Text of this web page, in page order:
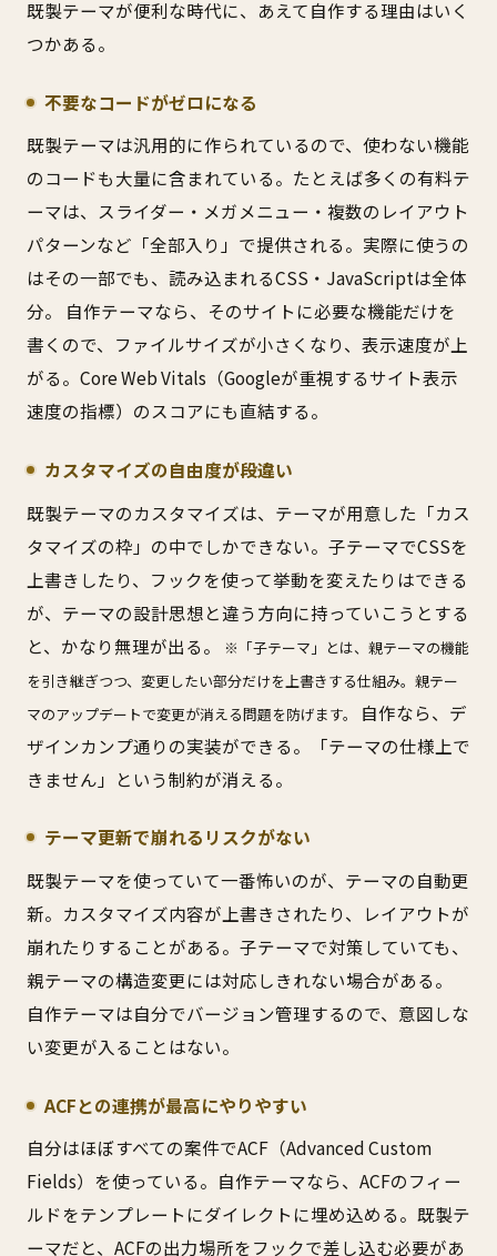
既製テーマが便利な時代に、あえて自作する理由はいく
つかある。
不要なコードがゼロになる
既製テーマは汎用的に作られているので、使わない機能
のコードも大量に含まれている。たとえば多くの有料テ
ーマは、スライダー・メガメニュー・複数のレイアウト
パターンなど「全部入り」で提供される。実際に使うの
はその一部でも、読み込まれるCSS・JavaScriptは全体
分。 自作テーマなら、そのサイトに必要な機能だけを
書くので、ファイルサイズが小さくなり、表示速度が上
がる。Core Web Vitals（Googleが重視するサイト表示
速度の指標）のスコアにも直結する。
カスタマイズの自由度が段違い
既製テーマのカスタマイズは、テーマが用意した「カス
タマイズの枠」の中でしかできない。子テーマでCSSを
上書きしたり、フックを使って挙動を変えたりはできる
が、テーマの設計思想と違う方向に持っていこうとする
と、かなり無理が出る。
※「子テーマ」とは、親テーマの機能
を引き継ぎつつ、変更したい部分だけを上書きする仕組み。親テー
マのアップデートで変更が消える問題を防げます。
自作なら、デ
ザインカンプ通りの実装ができる。「テーマの仕様上で
きません」という制約が消える。
テーマ更新で崩れるリスクがない
既製テーマを使っていて一番怖いのが、テーマの自動更
新。カスタマイズ内容が上書きされたり、レイアウトが
崩れたりすることがある。子テーマで対策していても、
親テーマの構造変更には対応しきれない場合がある。
自作テーマは自分でバージョン管理するので、意図しな
い変更が入ることはない。
ACFとの連携が最高にやりやすい
自分はほぼすべての案件でACF（Advanced Custom
Fields）を使っている。自作テーマなら、ACFのフィー
ルドをテンプレートにダイレクトに埋め込める。既製テ
ーマだと、ACFの出力場所をフックで差し込む必要があ